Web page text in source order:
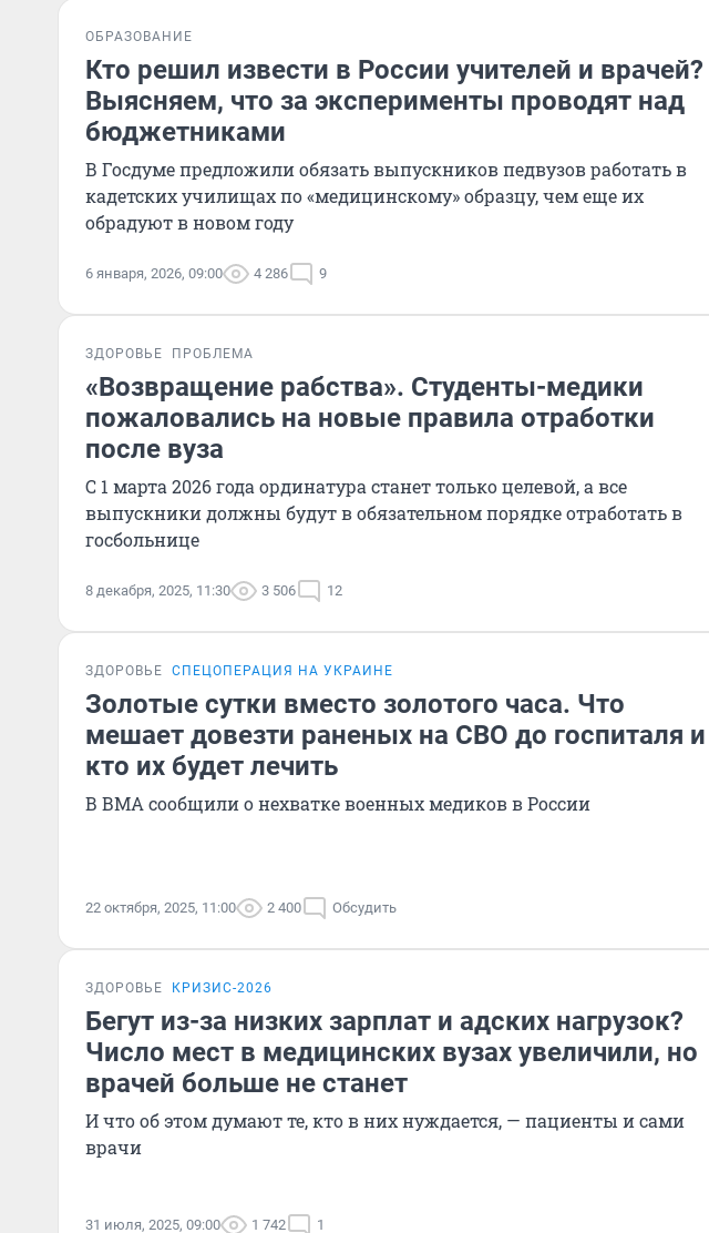
ОБРАЗОВАНИЕ
Кто решил извести в России учителей и врачей?
Выясняем, что за эксперименты проводят над
бюджетниками
В Госдуме предложили обязать выпускников педвузов работать в
кадетских училищах по «медицинскому» образцу, чем еще их
обрадуют в новом году
6 января, 2026, 09:00 4 286 9
ЗДОРОВЬЕ ПРОБЛЕМА
«Возвращение рабства». Студенты-медики
пожаловались на новые правила отработки
после вуза
С 1 марта 2026 года ординатура станет только целевой, а все
выпускники должны будут в обязательном порядке отработать в
госбольнице
8 декабря, 2025, 11:30 3 506 12
ЗДОРОВЬЕ СПЕЦОПЕРАЦИЯ НА УКРАИНЕ
Золотые сутки вместо золотого часа. Что
мешает довезти раненых на СВО до госпиталя и
кто их будет лечить
В ВМА сообщили о нехватке военных медиков в России
22 октября, 2025, 11:00 2 400 Обсудить
ЗДОРОВЬЕ КРИЗИС-2026
Бегут из-за низких зарплат и адских нагрузок?
Число мест в медицинских вузах увеличили, но
врачей больше не станет
И что об этом думают те, кто в них нуждается, — пациенты и сами
врачи
31 июля, 2025, 09:00 1 742 1